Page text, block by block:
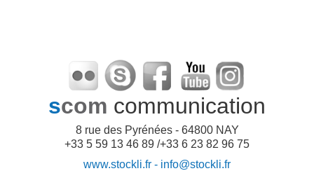
scom communication
8 rue des Pyrénées - 64800 NAY
+33 5 59 13 46 89 /+33 6 23 82 96 75
www.stockli.fr - info@stockli.fr